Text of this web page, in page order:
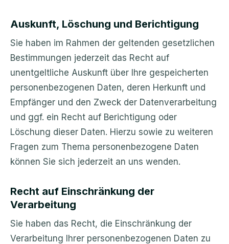
Auskunft, Löschung und Berichtigung
Sie haben im Rahmen der geltenden gesetzlichen
Bestimmungen jederzeit das Recht auf
unentgeltliche Auskunft über Ihre gespeicherten
personenbezogenen Daten, deren Herkunft und
Empfänger und den Zweck der Datenverarbeitung
und ggf. ein Recht auf Berichtigung oder
Löschung dieser Daten. Hierzu sowie zu weiteren
Fragen zum Thema personenbezogene Daten
können Sie sich jederzeit an uns wenden.
Recht auf Einschränkung der
Verarbeitung
Sie haben das Recht, die Einschränkung der
Verarbeitung Ihrer personenbezogenen Daten zu